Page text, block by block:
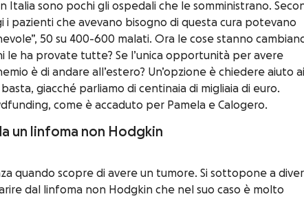
Italia sono pochi gli ospedali che le somministrano.
i pazienti che avevano bisogno di questa cura potevano
50 su 400-600 malati. Ora le cose stanno
le ha provate tutte? Se l’unica opportunità per avere
è di andare all’estero? Un’opzione è chiedere aiuto ai
giacché parliamo di centinaia di migliaia di euro.
come è accaduto per Pamela e Calogero.
un linfoma non Hodgkin
quando scopre di avere un tumore. Si sottopone a
dal linfoma non Hodgkin che nel suo caso è molto